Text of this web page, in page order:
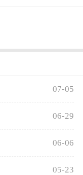
07-05
06-29
06-06
05-23